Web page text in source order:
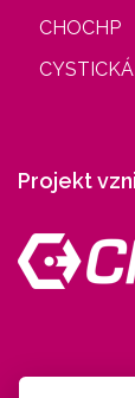
CHOCHP
Projekt